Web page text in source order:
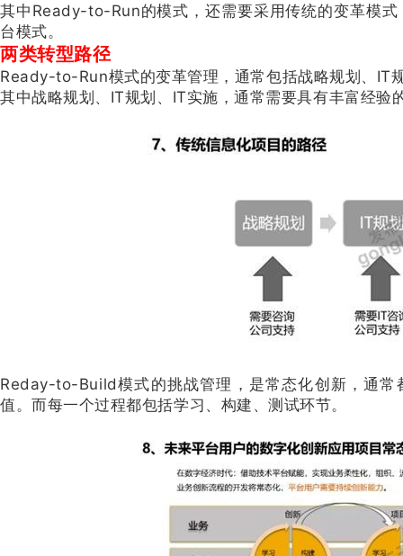
其中Ready-to-Run的模式，还需要采用传统的变革模
台模式。
两类转型路径
Ready-to-Run模式的变革管理，通常包括战略规划、IT
其中战略规划、IT规划、IT实施，通常需要具有丰富经验
Reday-to-Build模式的挑战管理，是常态化创新，通
值。而每一个过程都包括学习、构建、测试环节。